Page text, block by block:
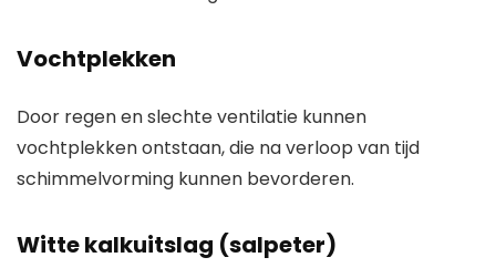
Vochtplekken
Door regen en slechte ventilatie kunnen
vochtplekken ontstaan, die na verloop van tijd
schimmelvorming kunnen bevorderen.
Witte kalkuitslag (salpeter)